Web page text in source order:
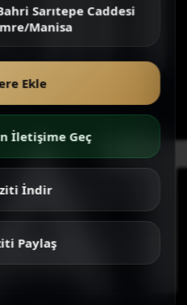
Sarıtepe Caddesi
Manisa
Ekle
İletişime Geç
İndir
Paylaş